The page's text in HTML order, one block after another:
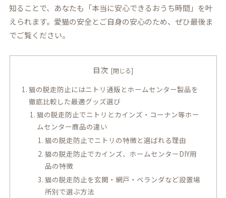
知ることで、あなたも「本当に安心できるおうち時間」を叶
えられます。愛猫の安全とご自身の安心のため、ぜひ最後ま
でご覧ください。
目次
猫の脱走防止にはニトリ通販とホームセンター製品を
徹底比較した最適グッズ選び
猫の脱走防止でニトリとカインズ・コーナン等ホー
ムセンター商品の違い
猫の脱走防止でニトリの特徴と選ばれる理由
猫の脱走防止でカインズ、ホームセンターDIY用
品の特徴
猫の脱走防止を玄関・網戸・ベランダなど設置場
所別で選ぶ方法